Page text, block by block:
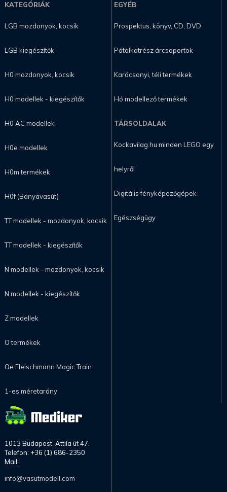
KATEGÓRIÁK
LGB mozdonyok, kocsik
LGB kiegészítők
H0 mozdonyok, kocsik
H0 modellek - kiegészítők
H0 AC modellek
H0e modellek
H0m termékek
H0f (Bányavasút)
TT modellek - mozdonyok, kocsik
TT modellek - kiegészítők
N modellek - mozdonyok, kocsik
N modellek - kiegészítők
Z modellek
O termékek
Oe Fleischmann Magic Train
1-es méretarány
EGYÉB
Prospektus, könyv, CD, DVD
Pótalkatrész árcsoportok
Karácsonyi, téli termékek
Hó modellező termékek
TÁRSOLDALAK
Kockavilag.hu minden LEGO egy
helyről
Digitális fényképezőgépek
Egészségügy
1013 Budapest, Attila út 47.
Telefon: +36 (1) 686-2350
Mail:
info@vasutmodell.com